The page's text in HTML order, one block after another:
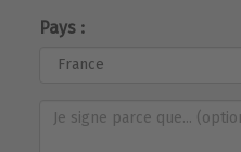
Pays :